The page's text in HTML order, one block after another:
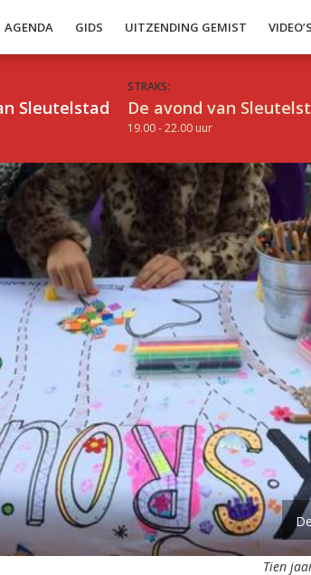
AGENDA GIDS UITZENDING GEMIST VIDEO’S
Sleutelstad
STRAKS:
De avond van
19.00 - 22.00 uur
Tien